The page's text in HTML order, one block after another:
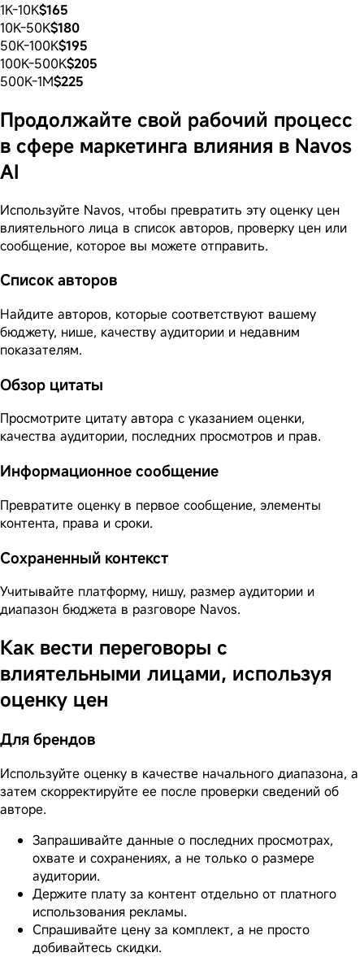
1K-10K$165
10K-50K$180
50K-100K$195
100K-500K$205
500K-1M$225
Продолжайте свой рабочий процесс
в сфере маркетинга влияния в Navos
AI
Используйте Navos, чтобы превратить эту оценку цен
влиятельного лица в список авторов, проверку цен или
сообщение, которое вы можете отправить.
Список авторов
Найдите авторов, которые соответствуют вашему
бюджету, нише, качеству аудитории и недавним
показателям.
Обзор цитаты
Просмотрите цитату автора с указанием оценки,
качества аудитории, последних просмотров и прав.
Информационное сообщение
Превратите оценку в первое сообщение, элементы
контента, права и сроки.
Сохраненный контекст
Учитывайте платформу, нишу, размер аудитории и
диапазон бюджета в разговоре Navos.
Как вести переговоры с
влиятельными лицами, используя
оценку цен
Для брендов
Используйте оценку в качестве начального диапазона, а
затем скорректируйте ее после проверки сведений об
авторе.
Запрашивайте данные о последних просмотрах,
охвате и сохранениях, а не только о размере
аудитории.
Держите плату за контент отдельно от платного
использования рекламы.
Спрашивайте цену за комплект, а не просто
добивайтесь скидки.